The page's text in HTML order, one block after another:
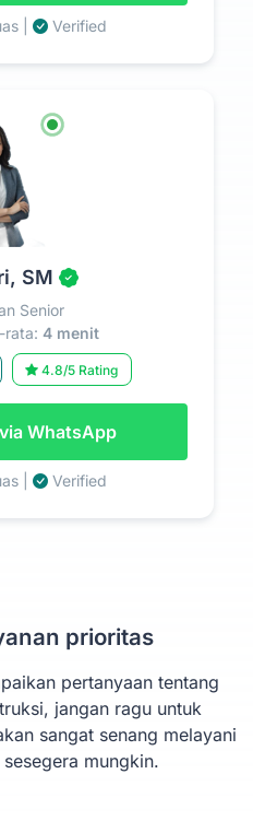
| Verified
SM
Senior
rata: 4 menit
4.8/5 Rating
WhatsApp
| Verified
prioritas
pertanyaan tentang
jangan ragu untuk
sangat senang melayani
mungkin.